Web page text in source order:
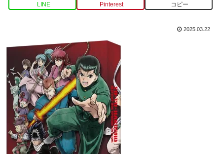
LINE Pinterest コピー
2025.03.22